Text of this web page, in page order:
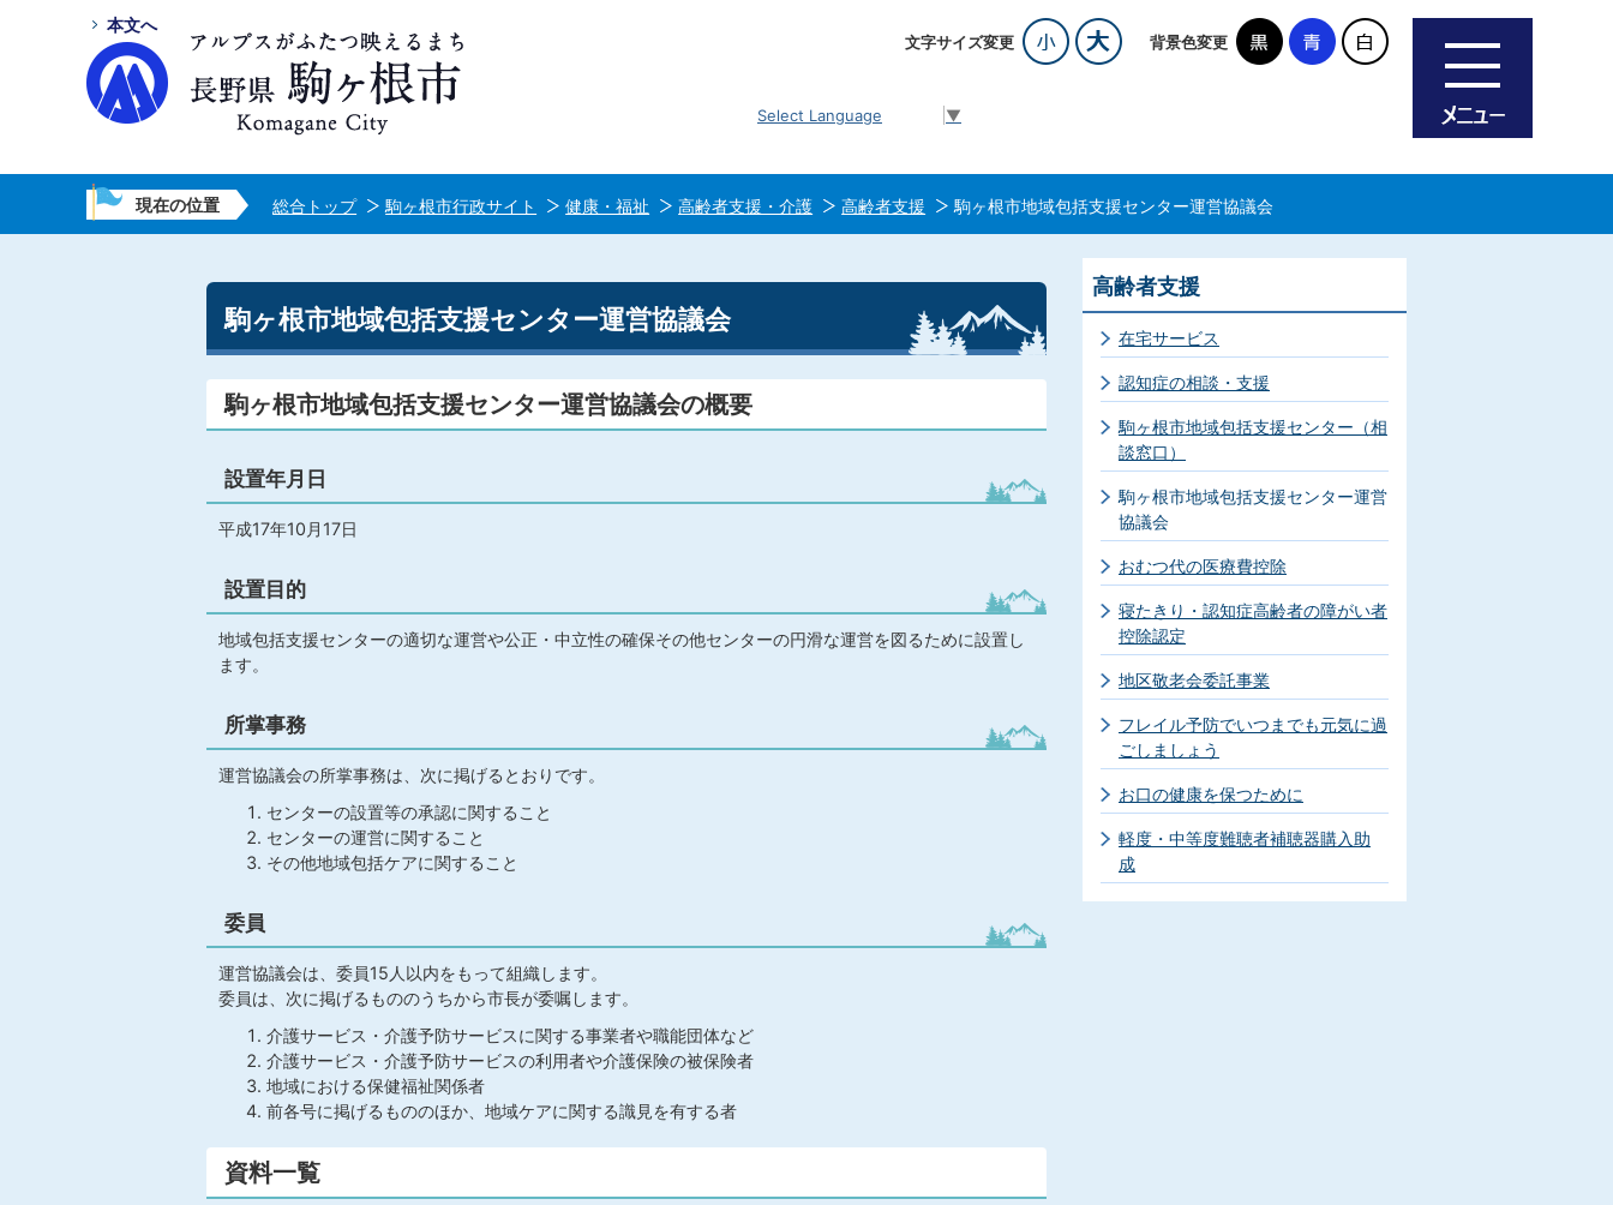
本文へ
文字サイズ変更 背景色変更
Select Language ▼
現在の位置 総合トップ 駒ヶ根市行政サイト 健康・福祉 高齢者支援・介護 高齢者支援 駒ヶ根市地域包括支援センター運営協議会
駒ヶ根市地域包括支援センター運営協議会
駒ヶ根市地域包括支援センター運営協議会の概要
設置年月日
平成17年10月17日
設置目的
地域包括支援センターの適切な運営や公正・中立性の確保その他センターの円滑な運営を図るために設置し
ます。
所掌事務
運営協議会の所掌事務は、次に掲げるとおりです。
センターの設置等の承認に関すること
センターの運営に関すること
その他地域包括ケアに関すること
委員
運営協議会は、委員15人以内をもって組織します。
委員は、次に掲げるもののうちから市長が委嘱します。
介護サービス・介護予防サービスに関する事業者や職能団体など
介護サービス・介護予防サービスの利用者や介護保険の被保険者
地域における保健福祉関係者
前各号に掲げるもののほか、地域ケアに関する識見を有する者
資料一覧
高齢者支援
在宅サービス
認知症の相談・支援
駒ヶ根市地域包括支援センター（相
談窓口）
駒ヶ根市地域包括支援センター運営
協議会
おむつ代の医療費控除
寝たきり・認知症高齢者の障がい者
控除認定
地区敬老会委託事業
フレイル予防でいつまでも元気に過
ごしましょう
お口の健康を保つために
軽度・中等度難聴者補聴器購入助
成